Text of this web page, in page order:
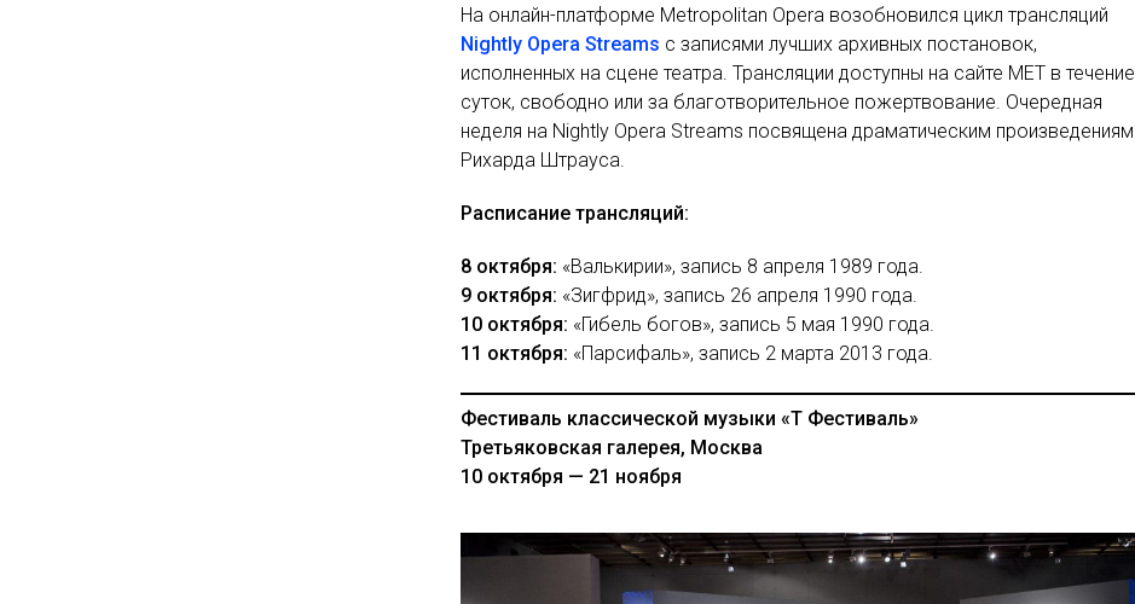
На онлайн-платформе Metropolitan Opera возобновился цикл трансляций
Nightly Opera Streams с записями лучших архивных постановок,
исполненных на сцене театра. Трансляции доступны на сайте MET в течение
суток, свободно или за благотворительное пожертвование. Очередная
неделя на Nightly Opera Streams посвящена драматическим произведениям
Рихарда Штрауса.
Расписание трансляций:
8 октября: «Валькирии», запись 8 апреля 1989 года.
9 октября: «Зигфрид», запись 26 апреля 1990 года.
10 октября: «Гибель богов», запись 5 мая 1990 года.
11 октября: «Парсифаль», запись 2 марта 2013 года.
Фестиваль классической музыки «Т Фестиваль»
Третьяковская галерея, Москва
10 октября — 21 ноября